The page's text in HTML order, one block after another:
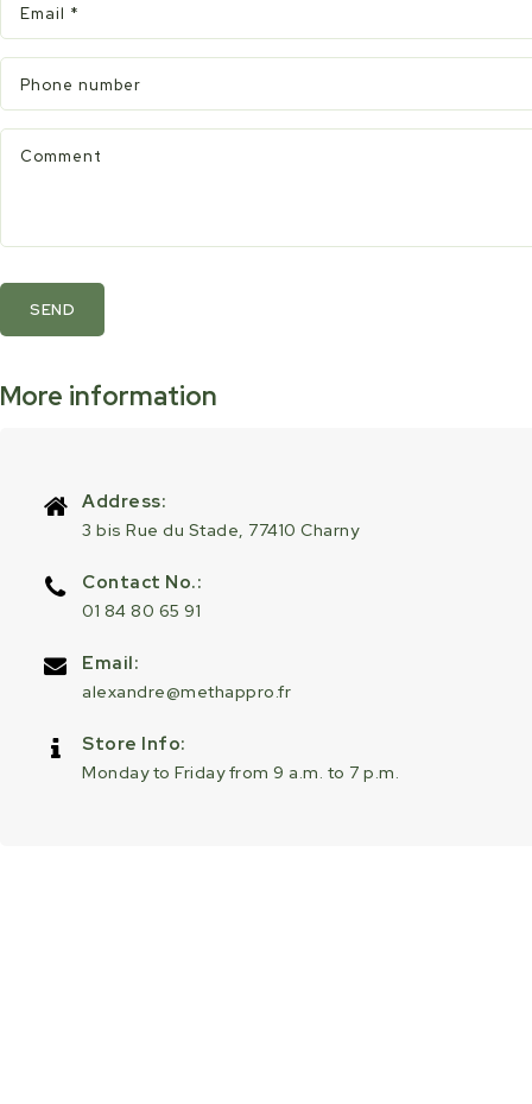
Email *
Phone number
Comment
SEND
More information
Address:
3 bis Rue du Stade, 77410 Charny
Contact No.:
01 84 80 65 91
Email:
alexandre@methappro.fr
Store Info:
Monday to Friday from 9 a.m. to 7 p.m.